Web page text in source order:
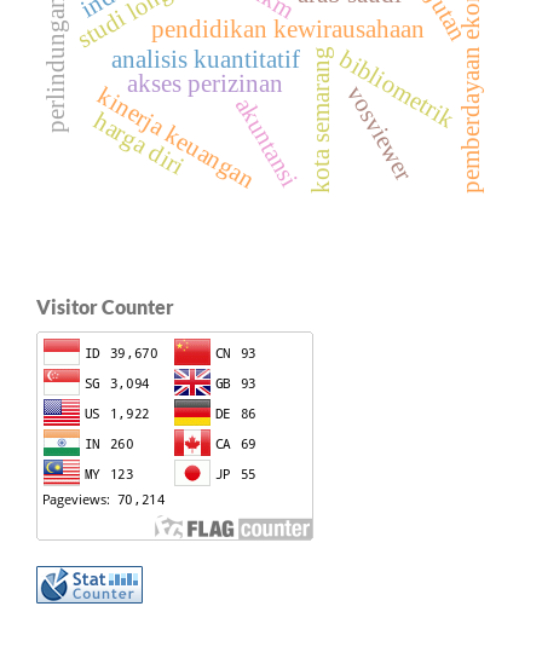
pendidikan kewirausahaan
akses perizinan kota semarang
analisis kuantitatif
kinerja keuangan bibliometrik
vosviewer
akuntansi pemberdayaan ekonomi
harga diri
Visitor Counter